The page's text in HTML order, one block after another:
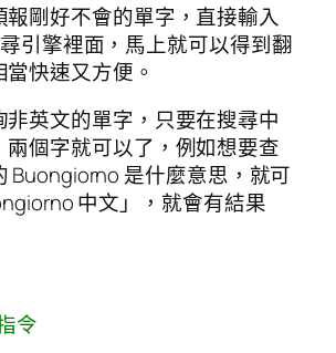
報剛好不會的單字，直接輸入
引擎裡面，馬上就可以得到翻
快速又方便。
英文的單字，只要在搜尋中
兩個字就可以了，例如想要查
Buongiorno 是什麼意思，就可
中文」，就會有結果
令